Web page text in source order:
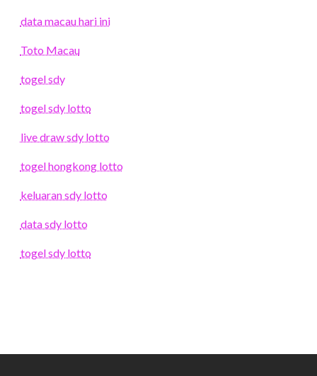
data macau hari ini
Toto Macau
togel sdy
togel sdy lotto
live draw sdy lotto
togel hongkong lotto
keluaran sdy lotto
data sdy lotto
togel sdy lotto